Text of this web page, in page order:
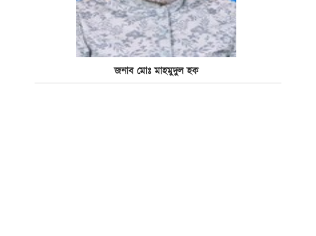
জনাব মোঃ মাহমুদুল হক